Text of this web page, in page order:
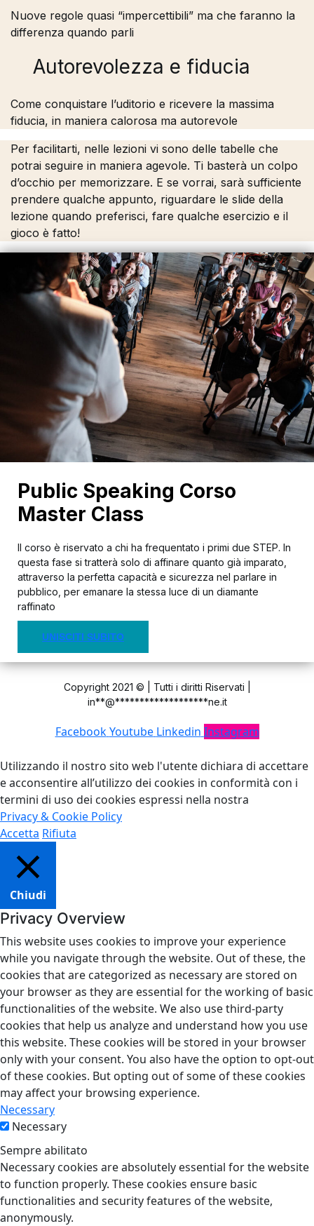
Nuove regole quasi “impercettibili” ma che faranno la
differenza quando parli
Autorevolezza e fiducia
Come conquistare l’uditorio e ricevere la massima
fiducia, in maniera calorosa ma autorevole
Per facilitarti, nelle lezioni vi sono delle tabelle che
potrai seguire in maniera agevole. Ti basterà un colpo
d’occhio per memorizzare. E se vorrai, sarà sufficiente
prendere qualche appunto, riguardare le slide della
lezione quando preferisci, fare qualche esercizio e il
gioco è fatto!
Public Speaking Corso
Master Class
Il corso è riservato a chi ha frequentato i primi due STEP. In
questa fase si tratterà solo di affinare quanto già imparato,
attraverso la perfetta capacità e sicurezza nel parlare in
pubblico, per emanare la stessa luce di un diamante
raffinato
UNISCITI SUBITO
Copyright 2021 © | Tutti i diritti Riservati |
in**@*******************ne.it
Facebook Youtube Linkedin Instagram
Utilizzando il nostro sito web l'utente dichiara di accettare
e acconsentire all’utilizzo dei cookies in conformità con i
termini di uso dei cookies espressi nella nostra
Privacy & Cookie Policy
Accetta Rifiuta
Chiudi
Privacy Overview
This website uses cookies to improve your experience
while you navigate through the website. Out of these, the
cookies that are categorized as necessary are stored on
your browser as they are essential for the working of basic
functionalities of the website. We also use third-party
cookies that help us analyze and understand how you use
this website. These cookies will be stored in your browser
only with your consent. You also have the option to opt-out
of these cookies. But opting out of some of these cookies
may affect your browsing experience.
Necessary
Necessary
Sempre abilitato
Necessary cookies are absolutely essential for the website
to function properly. These cookies ensure basic
functionalities and security features of the website,
anonymously.